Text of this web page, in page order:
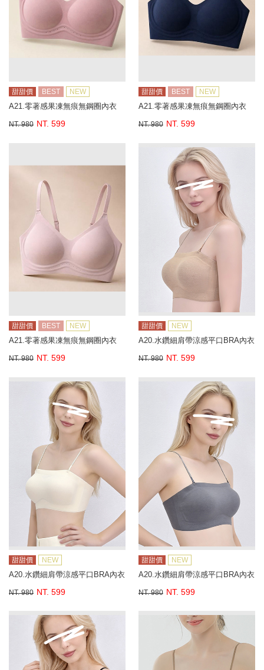
甜甜價 BEST NEW
A21.零著感果凍無痕無鋼圈內衣
NT. 980 NT. 599
甜甜價 BEST NEW
A21.零著感果凍無痕無鋼圈內衣
NT. 980 NT. 599
甜甜價 BEST NEW
A21.零著感果凍無痕無鋼圈內衣
NT. 980 NT. 599
甜甜價 NEW
A20.水鑽細肩帶涼感平口BRA內衣
NT. 980 NT. 599
甜甜價 NEW
A20.水鑽細肩帶涼感平口BRA內衣
NT. 980 NT. 599
甜甜價 NEW
A20.水鑽細肩帶涼感平口BRA內衣
NT. 980 NT. 599